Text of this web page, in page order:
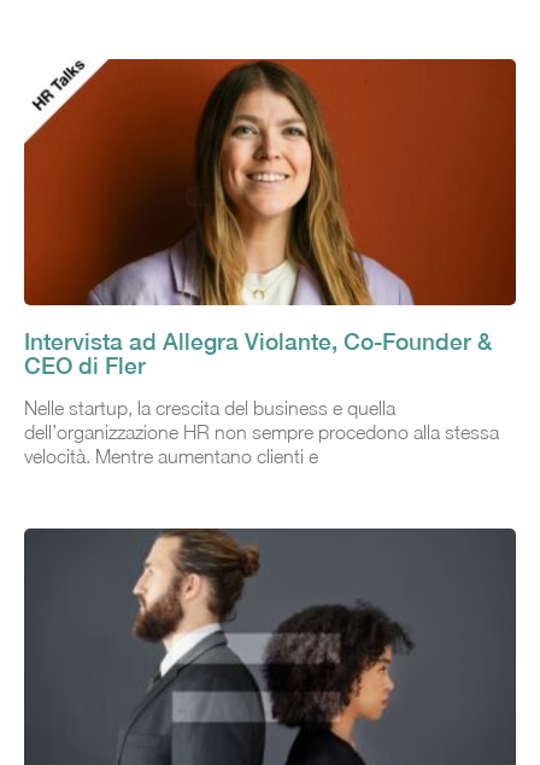
Intervista ad Allegra Violante, Co-Founder &
CEO di Fler
Nelle startup, la crescita del business e quella
dell’organizzazione HR non sempre procedono alla stessa
velocità. Mentre aumentano clienti e